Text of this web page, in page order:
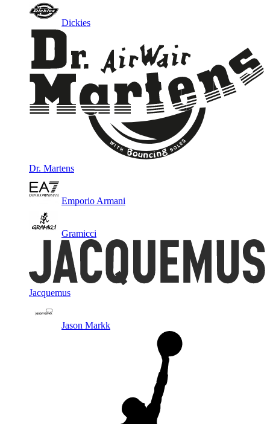
Dickies
Dr. Martens
Emporio Armani
Gramicci
Jacquemus
Jason Markk